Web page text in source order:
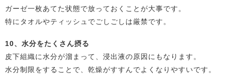
ガーゼ一枚あてた状態で放っておくことが大事です。
特にタオルやティッシュでごしごしは厳禁です。
10、水分をたくさん摂る
皮下組織に水分が溜まって、浸出液の原因にもなります。
水分制限をすることで、乾燥がすすんでよくなりやすいです。